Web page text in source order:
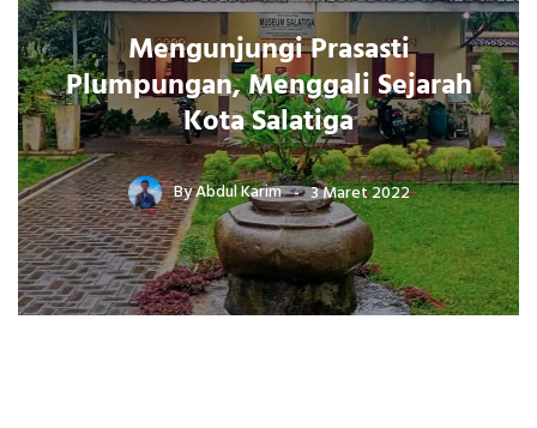
Mengunjungi Prasasti
Plumpungan, Menggali Sejarah
Kota Salatiga
ByAbdul Karim 3 Maret 2022